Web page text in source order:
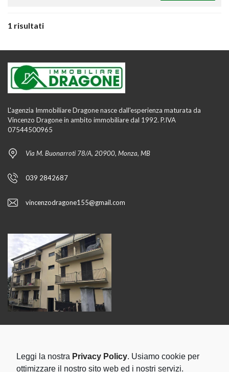
1 risultati
L'agenzia Immobiliare Dragone nasce dall'esperienza maturata da
Vincenzo Dragone in ambito immobiliare dal 1992. P.IVA
07544500965
Via M. Buonarroti 78/A, 20900, Monza, MB
039 2842687
vincenzodragone155@gmail.com
CARATE BRIANZA COZZO MONZA SEREGNO
Leggi la nostra Privacy Policy. Usiamo cookie per
ottimizzare il nostro sito web ed i nostri servizi.